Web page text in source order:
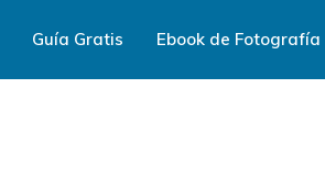
Guía Gratis Ebook de Fotografía